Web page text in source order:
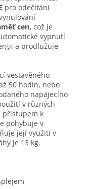
pro odečítání
cen, což je
vypnutí
a prodlužuje
vestavěného
50 hodin, nebo
napájecího
v různých
přístupem k
pohybuje v
její využití v
je 13 kg.